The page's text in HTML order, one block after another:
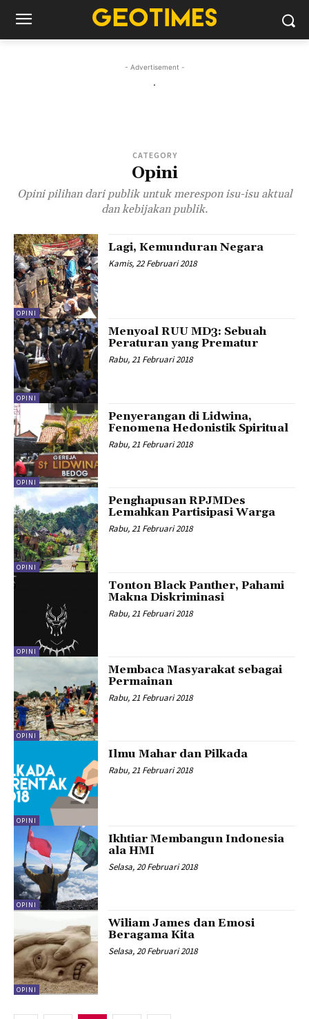
- Advertisement -
.
CATEGORY
Opini
Opini pilihan dari publik untuk merespon isu-isu aktual
dan kebijakan publik.
OPINI
Lagi, Kemunduran Negara
Kamis, 22 Februari 2018
OPINI
Menyoal RUU MD3: Sebuah
Peraturan yang Prematur
Rabu, 21 Februari 2018
OPINI
Penyerangan di Lidwina,
Fenomena Hedonistik Spiritual
Rabu, 21 Februari 2018
OPINI
Penghapusan RPJMDes
Lemahkan Partisipasi Warga
Rabu, 21 Februari 2018
OPINI
Tonton Black Panther, Pahami
Makna Diskriminasi
Rabu, 21 Februari 2018
OPINI
Membaca Masyarakat sebagai
Permainan
Rabu, 21 Februari 2018
OPINI
Ilmu Mahar dan Pilkada
Rabu, 21 Februari 2018
OPINI
Ikhtiar Membangun Indonesia
ala HMI
Selasa, 20 Februari 2018
OPINI
Wiliam James dan Emosi
Beragama Kita
Selasa, 20 Februari 2018